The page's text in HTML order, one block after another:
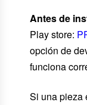
Antes de
Play store:
opción de
funciona
Si una pieza